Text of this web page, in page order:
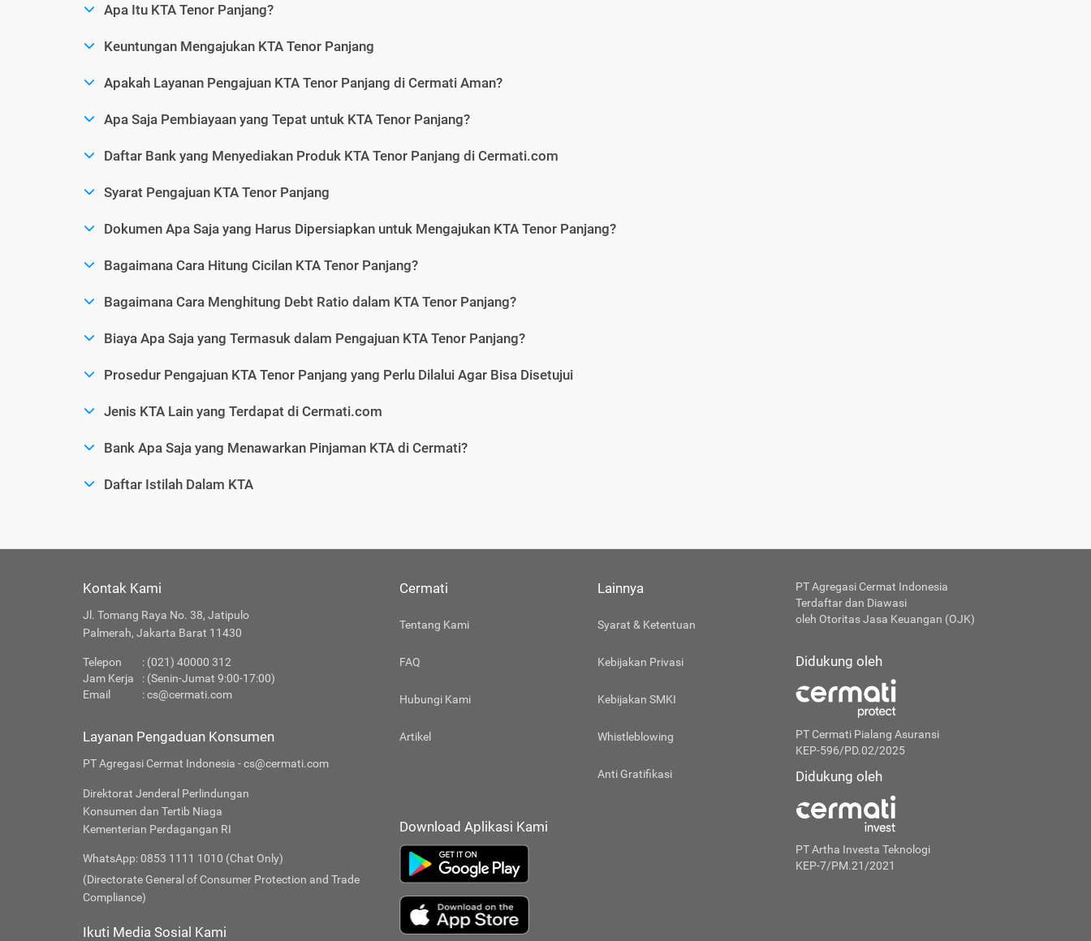
Apa Itu KTA Tenor Panjang?
Keuntungan Mengajukan KTA Tenor Panjang
Apakah Layanan Pengajuan KTA Tenor Panjang di Cermati Aman?
Apa Saja Pembiayaan yang Tepat untuk KTA Tenor Panjang?
Daftar Bank yang Menyediakan Produk KTA Tenor Panjang di Cermati.com
Syarat Pengajuan KTA Tenor Panjang
Dokumen Apa Saja yang Harus Dipersiapkan untuk Mengajukan KTA Tenor Panjang?
Bagaimana Cara Hitung Cicilan KTA Tenor Panjang?
Bagaimana Cara Menghitung Debt Ratio dalam KTA Tenor Panjang?
Biaya Apa Saja yang Termasuk dalam Pengajuan KTA Tenor Panjang?
Prosedur Pengajuan KTA Tenor Panjang yang Perlu Dilalui Agar Bisa Disetujui
Jenis KTA Lain yang Terdapat di Cermati.com
Bank Apa Saja yang Menawarkan Pinjaman KTA di Cermati?
Daftar Istilah Dalam KTA
Kontak Kami
Jl. Tomang Raya No. 38, Jatipulo
Palmerah, Jakarta Barat 11430
Telepon
: (021) 40000 312
Jam Kerja
: (Senin-Jumat 9:00-17:00)
Email
:cs@cermati.com
Layanan Pengaduan Konsumen
PT Agregasi Cermat Indonesia - cs@cermati.com
Direktorat Jenderal Perlindungan
Konsumen dan Tertib Niaga
Kementerian Perdagangan RI
WhatsApp: 0853 1111 1010 (Chat Only)
(Directorate General of Consumer Protection and Trade
Compliance)
Ikuti Media Sosial Kami
Cermati
Tentang Kami
FAQ
Hubungi Kami
Artikel
Lainnya
Syarat & Ketentuan
Kebijakan Privasi
Kebijakan SMKI
Whistleblowing
Anti Gratifikasi
Download Aplikasi Kami
PT Agregasi Cermat Indonesia
Terdaftar dan Diawasi
oleh Otoritas Jasa Keuangan (OJK)
Didukung oleh
PT Cermati Pialang Asuransi
KEP-596/PD.02/2025
Didukung oleh
PT Artha Investa Teknologi
KEP-7/PM.21/2021